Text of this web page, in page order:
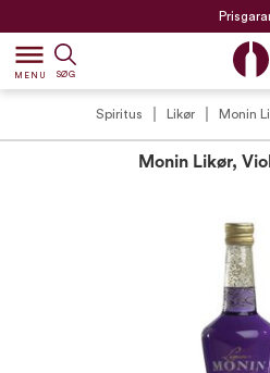
dehaze
MENU SØG
Spiritus Likør Monin
Monin Likør,